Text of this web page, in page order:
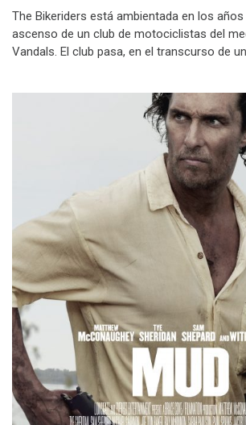
The Bikeriders está ambientada en los años
ascenso de un club de motociclistas del
Vandals. El club pasa, en el transcurso de